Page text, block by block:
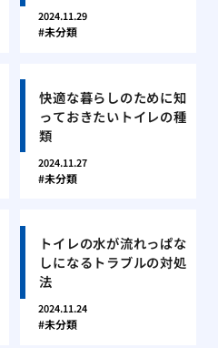
2024.11.29
未分類
快適な暮らしのために知
っておきたいトイレの種
類
2024.11.27
未分類
トイレの水が流れっぱな
しになるトラブルの対処
法
2024.11.24
未分類